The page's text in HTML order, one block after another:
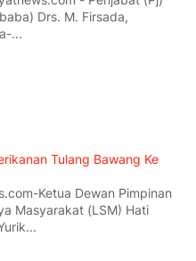
Drs. M. Firsada,
...
Tulang Bawang Ke
Ketua Dewan Pimpinan
Masyarakat (LSM) Hati